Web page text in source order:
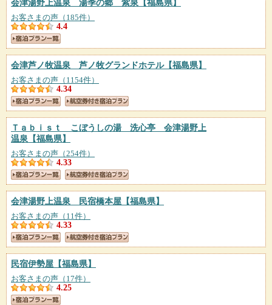
会津湯野上温泉 湯季の郷 紫泉 【福島県】
お客さまの声（185件）
4.4
会津芦ノ牧温泉 芦ノ牧グランドホテル【福島県】
お客さまの声（1154件）
4.34
Ｔａｂｉｓｔ こぼうしの湯 洗心亭 会津湯野上
温泉 【福島県】
お客さまの声（254件）
4.33
会津湯野上温泉 民宿橋本屋 【福島県】
お客さまの声（11件）
4.33
民宿伊勢屋 【福島県】
お客さまの声（17件）
4.25